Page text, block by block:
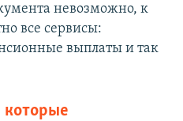
невозможно, к
все сервисы:
выплаты и так
которые